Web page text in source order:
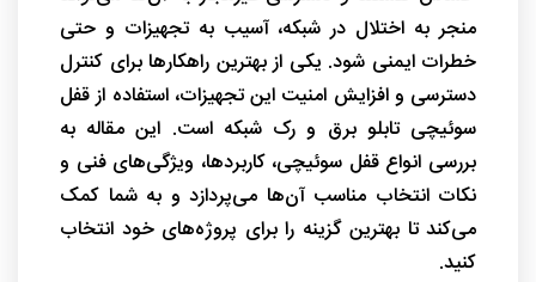
منجر به اختلال در شبکه، آسیب به تجهیزات و حتی
خطرات ایمنی شود. یکی از بهترین راهکارها برای کنترل
دسترسی و افزایش امنیت این تجهیزات، استفاده از قفل
سوئیچی تابلو برق و رک شبکه است. این مقاله به
بررسی انواع قفل سوئیچی، کاربردها، ویژگی‌های فنی و
نکات انتخاب مناسب آن‌ها می‌پردازد و به شما کمک
می‌کند تا بهترین گزینه را برای پروژه‌های خود انتخاب
کنید.